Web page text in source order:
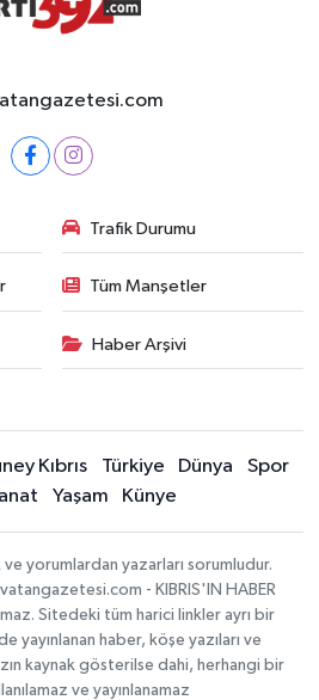
Trafik Durumu
Tüm Manşetler
Haber Arşivi
Kıbrıs Türkiye Dünya
Spor
Yaşam Künye
yorumlardan yazarları sorumludur.
- KIBRIS'IN HABER
Sitedeki tüm harici linkler ayrı bir
yayınlanan haber, köşe yazıları ve
kaynak gösterilse dahi, herhangi bir
ve yayınlanamaz